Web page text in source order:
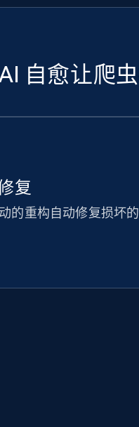
自愈让爬
复
的重构自动修复损坏